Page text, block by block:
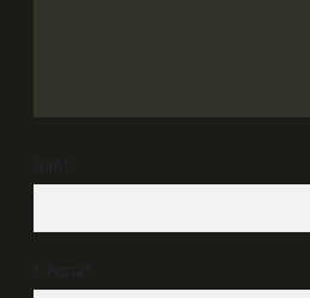
İsim*
E-Posta*